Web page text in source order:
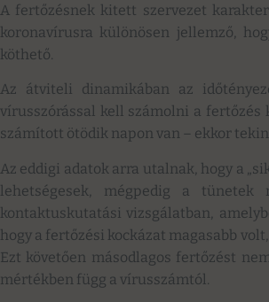
A fertőzésnek kitett szervezet
koronavírusra különösen jellemző,
köthető.
Az átviteli dinamikában az
vírusszórással kell számolni a
számított ötödik napon van – ekkor
Az eddigi adatok arra utalnak, hogy a
lehetségesek, mégpedig a
kontaktuskutatási vizsgálatban,
hogy a fertőzési kockázat magasabb
Ezt követően másodlagos fertőzést
mértékben függ a vírusszámtól.